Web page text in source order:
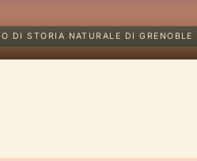
DI STORIA NATURALE DI GRENOBLE